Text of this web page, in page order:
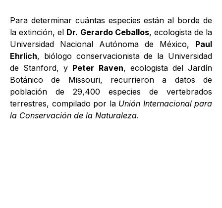
Para determinar cuántas especies están al borde de
la extinción, el Dr. Gerardo Ceballos, ecologista de la
Universidad Nacional Autónoma de México, Paul
Ehrlich, biólogo conservacionista de la Universidad
de Stanford, y Peter Raven, ecologista del Jardín
Botánico de Missouri, recurrieron a datos de
población de 29,400 especies de vertebrados
terrestres, compilado por la Unión Internacional para
la Conservación de la Naturaleza.